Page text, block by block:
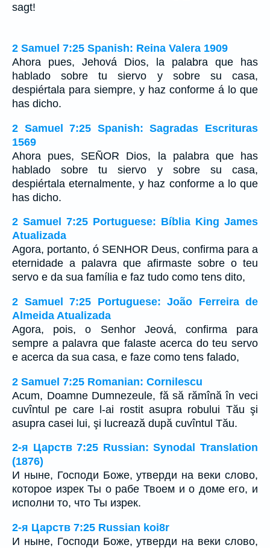
sagt!
2 Samuel 7:25 Spanish: Reina Valera 1909
Ahora pues, Jehová Dios, la palabra que has
hablado sobre tu siervo y sobre su casa,
despiértala para siempre, y haz conforme á lo que
has dicho.
2 Samuel 7:25 Spanish: Sagradas Escrituras
1569
Ahora pues, SEÑOR Dios, la palabra que has
hablado sobre tu siervo y sobre su casa,
despiértala eternalmente, y haz conforme a lo que
has dicho.
2 Samuel 7:25 Portuguese: Bíblia King James
Atualizada
Agora, portanto, ó SENHOR Deus, confirma para a
eternidade a palavra que afirmaste sobre o teu
servo e da sua família e faz tudo como tens dito,
2 Samuel 7:25 Portuguese: João Ferreira de
Almeida Atualizada
Agora, pois, o Senhor Jeová, confirma para
sempre a palavra que falaste acerca do teu servo
e acerca da sua casa, e faze como tens falado,
2 Samuel 7:25 Romanian: Cornilescu
Acum, Doamne Dumnezeule, fă să rămînă în veci
cuvîntul pe care l-ai rostit asupra robului Tău şi
asupra casei lui, şi lucrează după cuvîntul Tău.
2-я Царств 7:25 Russian: Synodal Translation
(1876)
И ныне, Господи Боже, утверди на веки слово,
которое изрек Ты о рабе Твоем и о доме его, и
исполни то, что Ты изрек.
2-я Царств 7:25 Russian koi8r
И ныне, Господи Боже, утверди на веки слово,